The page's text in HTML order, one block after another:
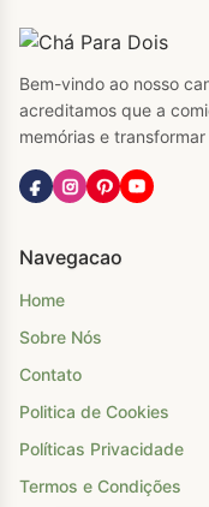
Bem-vindo ao nosso
acreditamos que a
memórias e
Navegacao
Home
Sobre Nós
Contato
Politica de Cookies
Políticas Privacidade
Termos e Condições